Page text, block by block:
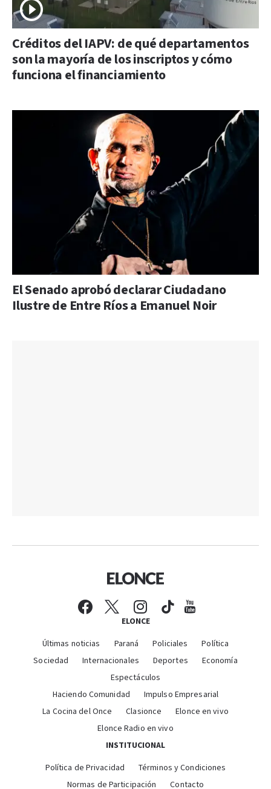
Créditos del IAPV: de qué departamentos
son la mayoría de los inscriptos y cómo
funciona el financiamiento
El Senado aprobó declarar Ciudadano
Ilustre de Entre Ríos a Emanuel Noir
ELONCE
Últimas noticias Paraná Policiales
Política
Sociedad
Internacionales Deportes
Economía
Espectáculos
Haciendo Comunidad
Impulso Empresarial
La Cocina del Once
Clasionce
Elonce en vivo
Elonce Radio en vivo
INSTITUCIONAL
Política de Privacidad
Términos y Condiciones
Normas de Participación
Contacto